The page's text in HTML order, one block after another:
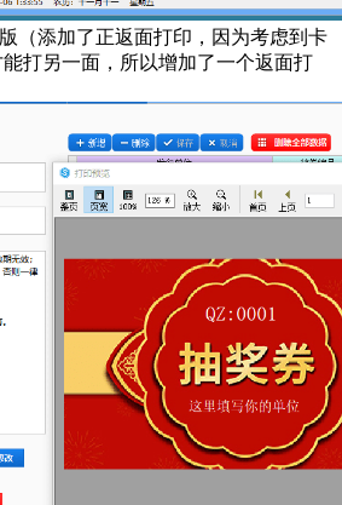
（添加了正返面打印，因为考虑到卡
打另一面，所以增加了一个返面打